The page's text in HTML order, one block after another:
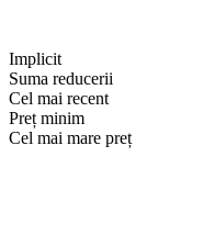
Implicit
Suma reducerii
Cel mai recent
Preț minim
Cel mai mare preț